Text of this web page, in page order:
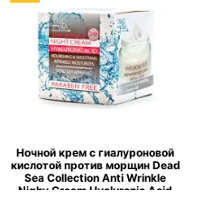
Ночной крем с гиалуроновой
кислотой против морщин Dead
Sea Collection Anti Wrinkle
Nighy Cream Hyaluronic Acid